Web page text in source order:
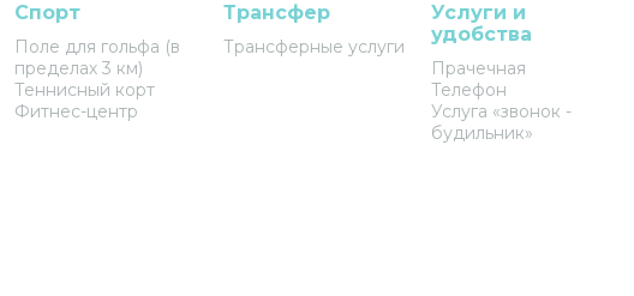
Спорт
Поле для гольфа (в
пределах 3 км)
Теннисный корт
Фитнес-центр
Трансфер
Трансферные услуги
Услуги и
удобства
Прачечная
Телефон
Услуга «звонок -
будильник»